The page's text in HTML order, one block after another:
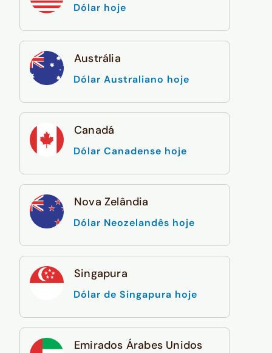
Dólar hoje
Austrália
Dólar Australiano hoje
Canadá
Dólar Canadense hoje
Nova Zelândia
Dólar Neozelandês hoje
Singapura
Dólar de Singapura hoje
Emirados Árabes Unidos